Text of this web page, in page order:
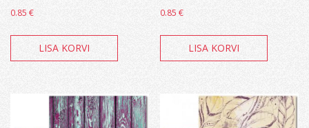
0.85 €
LISA KORVI
0.85€
LISA KORVI